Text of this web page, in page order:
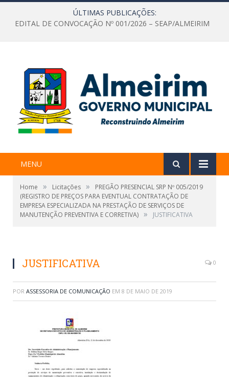
ÚLTIMAS PUBLICAÇÕES:
EDITAL DE CONVOCAÇÃO Nº 001/2026 – SEAP/ALMEIRIM
MENU
Home » Licitações »
PREGÃO PRESENCIAL SRP Nº 005/2019
(REGISTRO DE PREÇOS PARA EVENTUAL CONTRATAÇÃO DE
EMPRESA ESPECIALIZADA NA PRESTAÇÃO DE SERVIÇOS DE
MANUTENÇÃO PREVENTIVA E CORRETIVA) » JUSTIFICATIVA
JUSTIFICATIVA 0
POR ASSESSORIA DE COMUNICAÇÃO EM 8 DE MAIO DE 2019